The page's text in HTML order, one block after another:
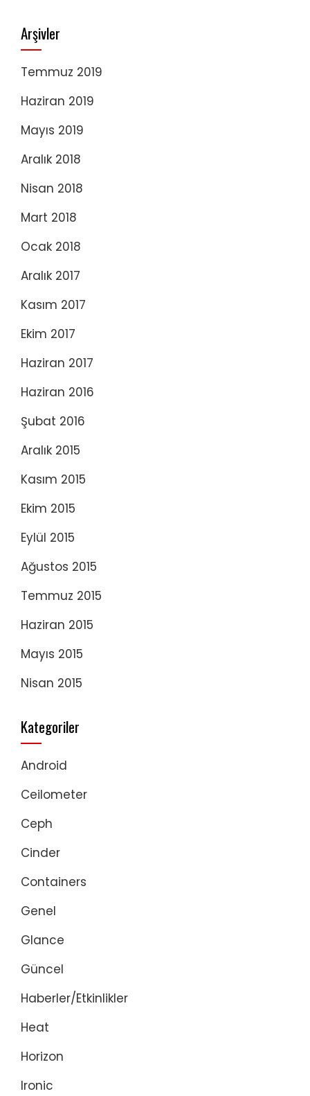
Arşivler
Temmuz 2019
Haziran 2019
Mayıs 2019
Aralık 2018
Nisan 2018
Mart 2018
Ocak 2018
Aralık 2017
Kasım 2017
Ekim 2017
Haziran 2017
Haziran 2016
Şubat 2016
Aralık 2015
Kasım 2015
Ekim 2015
Eylül 2015
Ağustos 2015
Temmuz 2015
Haziran 2015
Mayıs 2015
Nisan 2015
Kategoriler
Android
Ceilometer
Ceph
Cinder
Containers
Genel
Glance
Güncel
Haberler/Etkinlikler
Heat
Horizon
Ironic